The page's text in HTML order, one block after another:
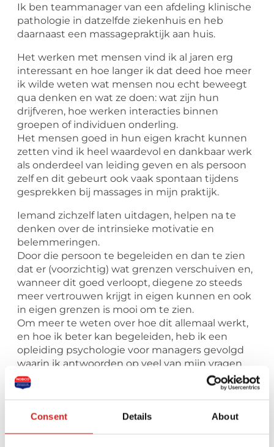
Consent Details About
Ik ben teammanager van een afdeling klinische
pathologie in datzelfde ziekenhuis en heb
daarnaast een massagepraktijk aan huis.
Het werken met mensen vind ik al jaren erg
interessant en hoe langer ik dat deed hoe meer
ik wilde weten wat mensen nou echt beweegt
qua denken en wat ze doen: wat zijn hun
drijfveren, hoe werken interacties binnen
groepen of individuen onderling.
Het mensen goed in hun eigen kracht kunnen
zetten vind ik heel waardevol en dankbaar werk
als onderdeel van leiding geven en als persoon
zelf en dit gebeurt ook vaak spontaan tijdens
gesprekken bij massages in mijn praktijk.
Iemand zichzelf laten uitdagen, helpen na te
denken over de intrinsieke motivatie en
belemmeringen.
Door die persoon te begeleiden en dan te zien
dat er (voorzichtig) wat grenzen verschuiven en,
wanneer dit goed verloopt, diegene zo steeds
meer vertrouwen krijgt in eigen kunnen en ook
in eigen grenzen is mooi om te zien.
Om meer te weten over hoe dit allemaal werkt,
en hoe ik beter kan begeleiden, heb ik een
opleiding psychologie voor managers gevolgd
waarin ik antwoorden op veel van mijn vragen
kreeg.
Dit maakte nieuwsgierig naar meer.
bij Alba academie gevolgd waardoor ik nu
mezelf EQA geaccrediteerd (EMCC – NOBCO)